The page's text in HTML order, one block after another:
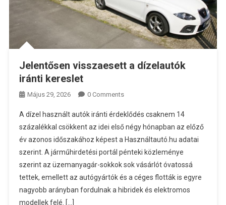
Jelentősen visszaesett a dízelautók
iránti kereslet
Május 29, 2026 0 Comments
A dízel használt autók iránti érdeklődés csaknem 14
százalékkal csökkent az idei első négy hónapban az előző
év azonos időszakához képest a Használtautó.hu adatai
szerint. A járműhirdetési portál pénteki közleménye
szerint az üzemanyagár-sokkok sok vásárlót óvatossá
tettek, emellett az autógyártók és a céges flották is egyre
nagyobb arányban fordulnak a hibridek és elektromos
modellek felé. […]